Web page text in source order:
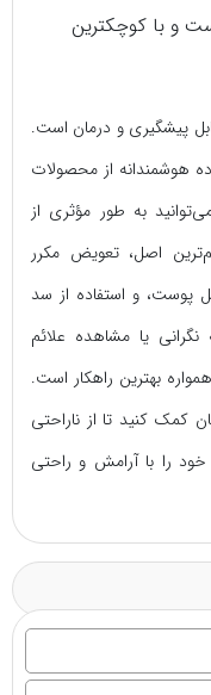
و با کوچکترین
پیشگیری و درمان است.
هوشمندانه از محصولات
به طور مؤثری از
اصل، تعویض مکرر
و استفاده از سد
یا مشاهده علائم
بهترین راهکار است.
کمک کنید تا از ناراحتی
را با آرامش و راحتی